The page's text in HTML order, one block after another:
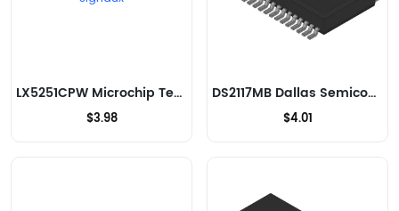
LX5251CPW Microchip Technology Terminateurs de signaux
$3.98
DS2117MB Dallas Semiconductor Terminateurs de signaux
$4.01